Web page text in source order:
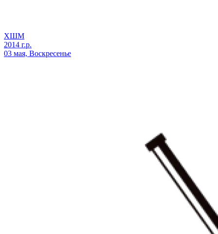
ХШМ
2014 г.р.
03 мая, Воскресенье